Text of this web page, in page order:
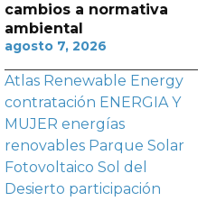
cambios a normativa
ambiental
agosto 7, 2026
Atlas Renewable Energy
contratación ENERGIA Y
MUJER energías
renovables Parque Solar
Fotovoltaico Sol del
Desierto participación